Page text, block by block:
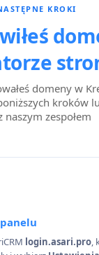
KROKI
domeny w
kroków
naszym zespołem
login.asari.pro,